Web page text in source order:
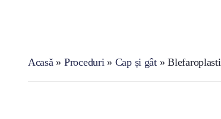
Acasă» Proceduri» Cap și gât»